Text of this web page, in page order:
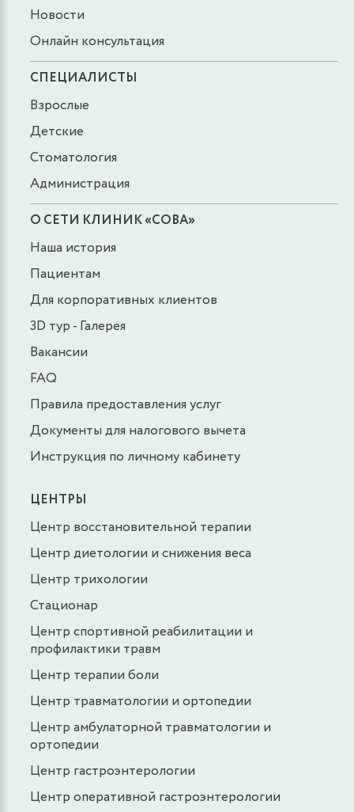
Новости
Онлайн консультация
СПЕЦИАЛИСТЫ
Взрослые
Детские
Стоматология
Администрация
О СЕТИ КЛИНИК «СОВА»
Наша история
Пациентам
Для корпоративных клиентов
3D тур - Галерея
Вакансии
FAQ
Правила предоставления услуг
Документы для налогового вычета
Инструкция по личному кабинету
ЦЕНТРЫ
Центр восстановительной терапии
Центр диетологии и снижения веса
Центр трихологии
Стационар
Центр спортивной реабилитации и
профилактики травм
Центр терапии боли
Центр травматологии и ортопедии
Центр амбулаторной травматологии и
ортопедии
Центр гастроэнтерологии
Центр оперативной гастроэнтерологии